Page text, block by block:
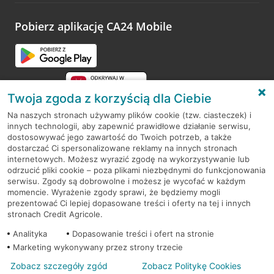
opinie.
Pobierz aplikację CA24 Mobile
RODO
Regulamin serwisu
Mapa serwisu
PolitykaCookies
© 2026 Credit Agricole Bank Polska S.A. Wszelkie prawa zastrzeżone
Twoja zgoda z korzyścią dla Ciebie
Na naszych stronach używamy plików cookie (tzw. ciasteczek) i
innych technologii, aby zapewnić prawidłowe działanie serwisu,
dostosowywać jego zawartość do Twoich potrzeb, a także
dostarczać Ci spersonalizowane reklamy na innych stronach
internetowych. Możesz wyrazić zgodę na wykorzystywanie lub
odrzucić pliki cookie – poza plikami niezbędnymi do funkcjonowania
serwisu. Zgody są dobrowolne i możesz je wycofać w każdym
momencie. Wyrażenie zgody sprawi, że będziemy mogli
prezentować Ci lepiej dopasowane treści i oferty na tej i innych
stronach Credit Agricole.
Analityka
Dopasowanie treści i ofert na stronie
Marketing wykonywany przez strony trzecie
Zobacz szczegóły zgód Zobacz Politykę Cookies